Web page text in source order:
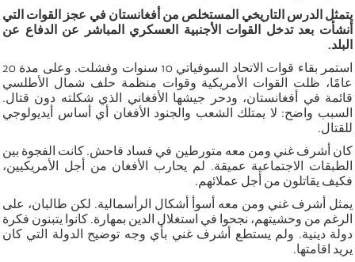
يتمثل الدرس التاريخي المستخلص من أفغانستان في عجز القوات التي
أنشأت بعد تدخل القوات الأجنبية العسكري المباشر عن الدفاع عن
البلد.
استمر بقاء قوات الاتحاد السوفياتي 10 سنوات وفشلت. وعلى مدة 20
عامًا، ظلت القوات الأمريكية وقوات منظمة حلف شمال الأطلسي
قائمة في أفغانستان، ودحر جيشها الأفغاني الذي شكلته دون قتال.
السبب واضح: لا يمتلك الشعب والجنود الأفغان أي أساس أيديولوجي
للقتال.
كان أشرف غني ومن معه متورطين في فساد فاحش. كانت الفجوة بين
الطبقات الاجتماعية عميقة. لم يحارب الأفغان من أجل الأمريكيين،
فكيف يقاتلون من أجل عملائهم.
يمثل أشرف غني ومن معه أسوأ أشكال الرأسمالية. لكن طالبان، على
الرغم من وحشيتهم، نجحوا في استغلال الدين بمهارة. كانوا يتبنون فكرة
دولة دينية. ولم يستطع أشرف غني بأي وجه توضيح الدولة التي كان
يريد اقامتها.